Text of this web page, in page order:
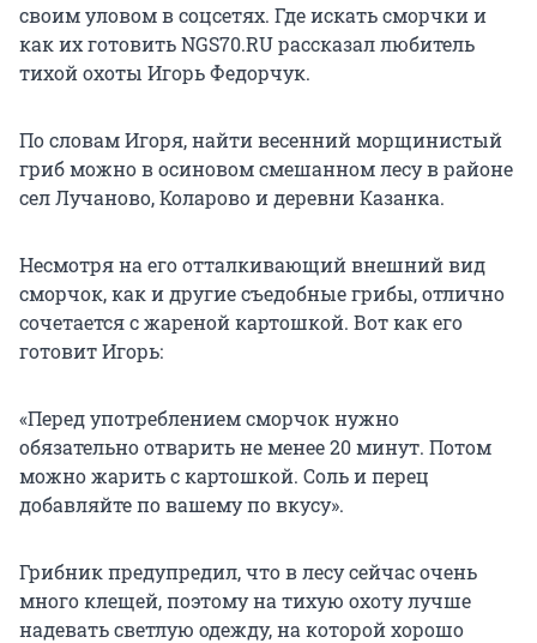
своим уловом в соцсетях. Где искать сморчки и
как их готовить NGS70.RU рассказал любитель
тихой охоты Игорь Федорчук.
По словам Игоря, найти весенний морщинистый
гриб можно в осиновом смешанном лесу в районе
сел Лучаново, Коларово и деревни Казанка.
Несмотря на его отталкивающий внешний вид
сморчок, как и другие съедобные грибы, отлично
сочетается с жареной картошкой. Вот как его
готовит Игорь:
«Перед употреблением сморчок нужно
обязательно отварить не менее 20 минут. Потом
можно жарить с картошкой. Соль и перец
добавляйте по вашему по вкусу».
Грибник предупредил, что в лесу сейчас очень
много клещей, поэтому на тихую охоту лучше
надевать светлую одежду, на которой хорошо